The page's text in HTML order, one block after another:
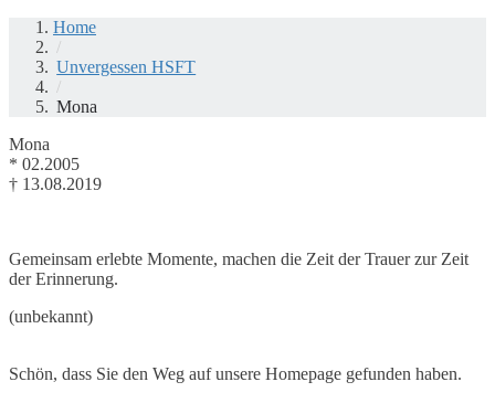
Home
/
Unvergessen HSFT
/
Mona
Mona
* 02.2005
† 13.08.2019
Gemeinsam erlebte Momente, machen die Zeit der Trauer zur Zeit
der Erinnerung.
(unbekannt)
Schön, dass Sie den Weg auf unsere Homepage gefunden haben.